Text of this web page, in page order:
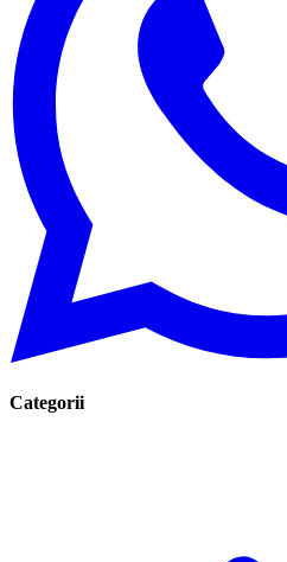
Categorii